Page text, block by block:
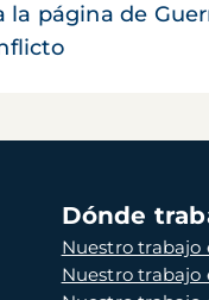
la página de
Dónde
Nuestro trabajo
Nuestro trabajo